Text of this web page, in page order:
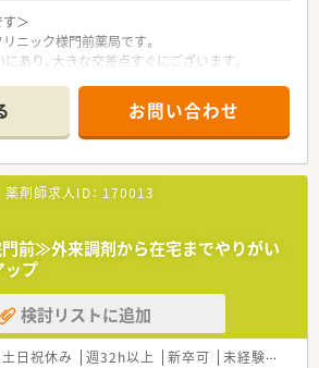
す。
ープ全体で700件以上ございます。在宅専任薬
っしゃいます。
会に参加されており、学会発表チームを立ち
で感じたことや、患者さまからの要望などを議
を検討されています。
なく、災害対策や野菜の販売等を通して地域貢
す。
店舗にて最新機器（電子薬歴・分包機（円盤）・
バーコードやクリーンベンチ、ピッキング鑑査
ています。
ススメ＞
れているチェーン薬局を希望されている方
している企業をご希望の方
なく、在宅業務など幅広く経験していきたい方
なる方はお気軽にお問い合わせ下さい。
＞
ニック様門前薬局です。
あり、大きな交差点すぐにございます。
パーも近くに複数ございますのでお帰りの際
て帰ることも可能です。
新機器（電子薬歴・分包機（円盤）二次元バーコ
鑑査機、散剤鑑査機を導入されています。
体制です。
心臓内科）・呼吸器内科・老年内科の診療を受け
中心です。
ており、ご経験や入職後の状況に応じてお願い
います。
70枚/日平均となります。
お問い合わせ
薬剤師求人ID： 170013
門前≫外来調剤から在宅までやりがい
ップ
検討リストに追加
土日祝休み 週32h以上 新卒可 未経験可